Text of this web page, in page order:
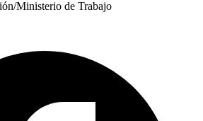
Ministerio de Trabajo